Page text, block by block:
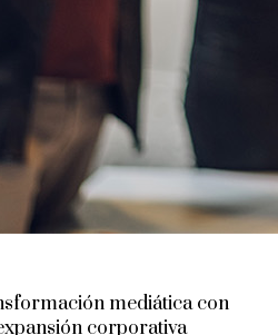
mediática con
corporativa